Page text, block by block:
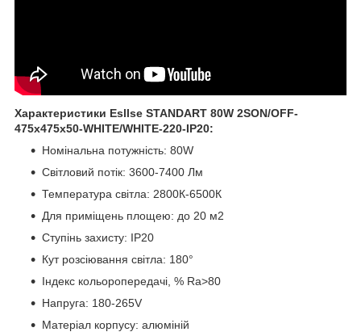
Характеристики Esllse STANDART 80W 2SON/OFF-
475х475х50-WHITE/WHITE-220-IP20:
Номінальна потужність: 80W
Світловий потік: 3600-7400 Лм
Температура світла: 2800К-6500К
Для приміщень площею: до 20 м2
Ступінь захисту: IP20
Кут розсіювання світла: 180°
Індекс кольоропередачі, % Ra>80
Напруга: 180-265V
Матеріал корпусу: алюміній